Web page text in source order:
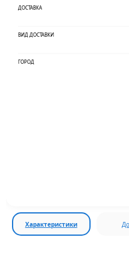
ДОСТАВКА
ВИД ДОСТАВКИ
ГОРОД
Характеристики